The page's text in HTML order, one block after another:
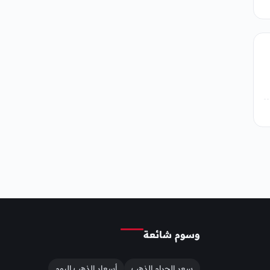
وسوم شائعة
سعر الجرام الذهب أسعار الذهب اليوم